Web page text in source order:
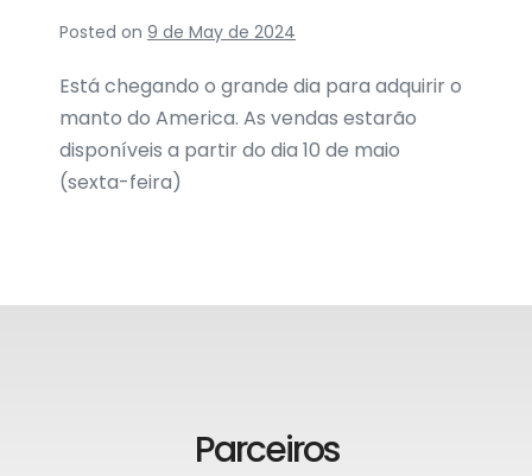
Posted on 9 de May de 2024
Está chegando o grande dia para adquirir o
manto do America. As vendas estarão
disponíveis a partir do dia 10 de maio
(sexta-feira)
Parceiros